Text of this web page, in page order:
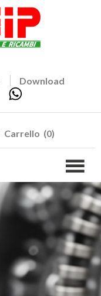
Download
Carrello (0)